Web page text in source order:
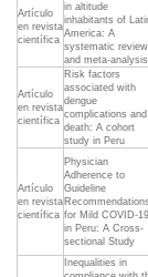
Artículo
en revista
científica
in altitude
inhabitants of
America: A
systematic review
and meta-analysis
Artículo
en revista
científica
Risk factors
associated with
dengue
complications and
death: A cohort
study in Peru
Artículo
en revista
científica
Physician
Adherence to
Guideline
Recommendations
for Mild COVID-19
in Peru: A Cross-
sectional Study
Inequalities in